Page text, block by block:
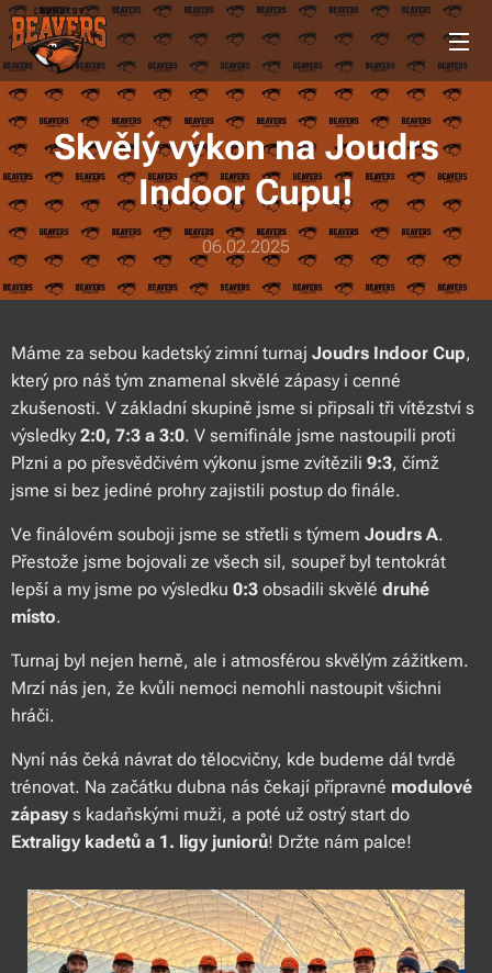
Skvělý výkon na Joudrs
Indoor Cupu!
06.02.2025
Máme za sebou kadetský zimní turnaj Joudrs Indoor Cup,
který pro náš tým znamenal skvělé zápasy i cenné
zkušenosti. V základní skupině jsme si připsali tři vítězství s
výsledky 2:0, 7:3 a 3:0. V semifinále jsme nastoupili proti
Plzni a po přesvědčivém výkonu jsme zvítězili 9:3, čímž
jsme si bez jediné prohry zajistili postup do finále.
Ve finálovém souboji jsme se střetli s týmem Joudrs A.
Přestože jsme bojovali ze všech sil, soupeř byl tentokrát
lepší a my jsme po výsledku 0:3 obsadili skvělé druhé
místo.
Turnaj byl nejen herně, ale i atmosférou skvělým zážitkem.
Mrzí nás jen, že kvůli nemoci nemohli nastoupit všichni
hráči.
Nyní nás čeká návrat do tělocvičny, kde budeme dál tvrdě
trénovat. Na začátku dubna nás čekají přípravné modulové
zápasy s kadaňskými muži, a poté už ostrý start do
Extraligy kadetů a 1. ligy juniorů! Držte nám palce! 💪🔥